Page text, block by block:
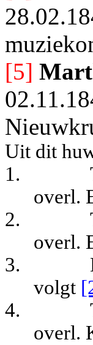
[5]
Uit dit
1.
overl.
2.
overl.
3.
volgt
4.
overl.